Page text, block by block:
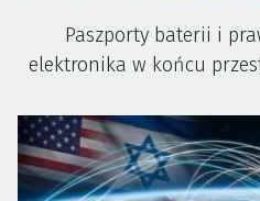
Paszporty baterii i
elektronika w końcu